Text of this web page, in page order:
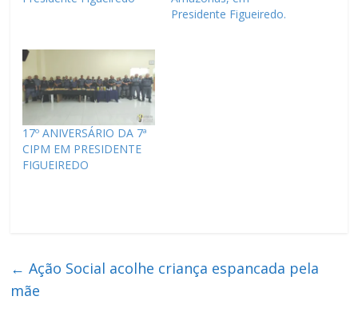
Presidente Figueiredo.
17º ANIVERSÁRIO DA 7ª
CIPM EM PRESIDENTE
FIGUEIREDO
← Ação Social acolhe criança espancada pela
mãe